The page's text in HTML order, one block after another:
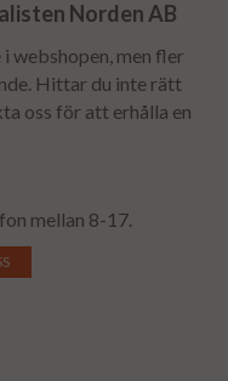
Norden AB
webshopen, men fler
Hittar du inte rätt
oss för att erhålla en
mellan 8-17.